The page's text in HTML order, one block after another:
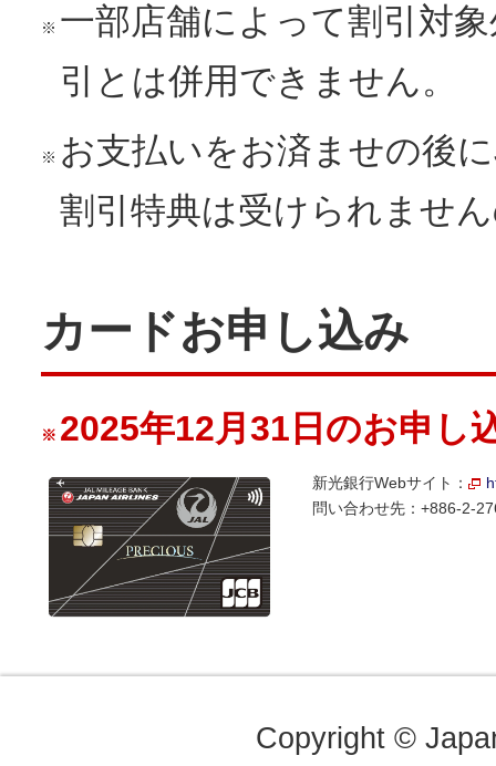
※ 一部店舗によって割引対
引とは併用できません。
※ お支払いをお済ませの後
割引特典は受けられませ
カードお申し込み
※ 2025年12月31日のお申し
新光銀行Webサイト：
問い合わせ先：+886-2-
Copyright ©